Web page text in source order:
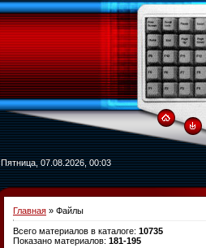
Пятница, 07.08.2026, 00:03
Главная » Файлы
Всего материалов в каталоге: 10735
Показано материалов: 181-195